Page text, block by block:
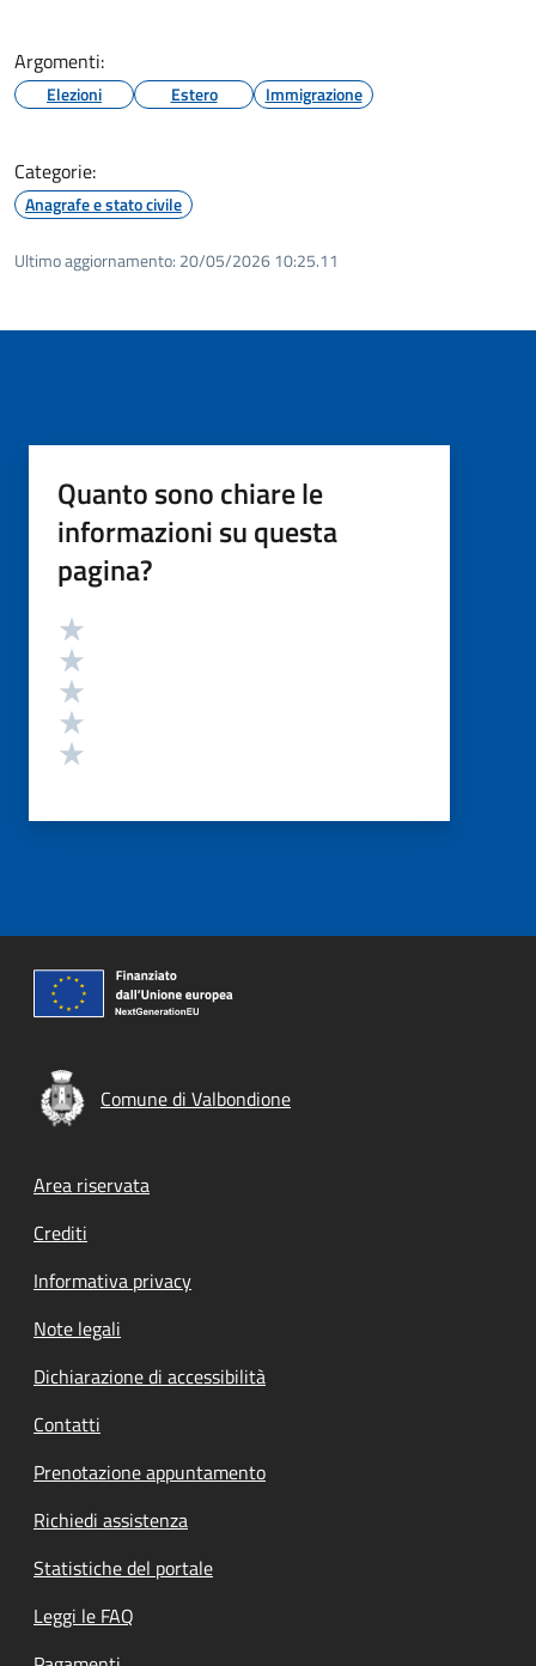
Argomenti:
Elezioni Estero Immigrazione
Categorie:
Anagrafe e stato civile
Ultimo aggiornamento: 20/05/2026 10:25.11
Quanto sono chiare le
informazioni su questa
pagina?
Valutazione
Comune di Valbondione
Footer menu
Area riservata
Crediti
Informativa privacy
Note legali
Dichiarazione di accessibilità
Contatti
Prenotazione appuntamento
Richiedi assistenza
Statistiche del portale
Leggi le FAQ